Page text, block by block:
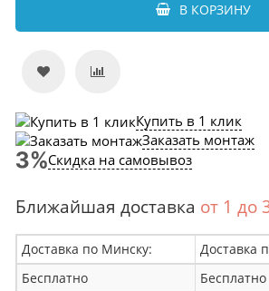
В КОРЗИНУ
Купить в 1 клик
Заказать монтаж
Скидка на самовывоз
Ближайшая доставка от 1 до
Доставка по Минску:
Доставка
Бесплатно
Бесплатно